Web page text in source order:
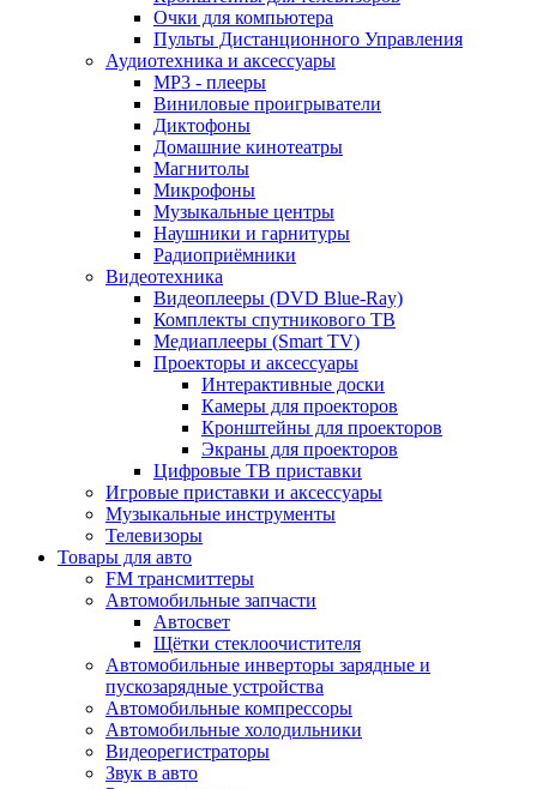
Очки для компьютера
Пульты Дистанционного Управления
Аудиотехника и аксессуары
MP3 - плееры
Виниловые проигрыватели
Диктофоны
Домашние кинотеатры
Магнитолы
Микрофоны
Музыкальные центры
Наушники и гарнитуры
Радиоприёмники
Видеотехника
Видеоплееры (DVD Blue-Ray)
Комплекты спутникового ТВ
Медиаплееры (Smart TV)
Проекторы и аксессуары
Интерактивные доски
Камеры для проекторов
Кронштейны для проекторов
Экраны для проекторов
Цифровые ТВ приставки
Игровые приставки и аксессуары
Музыкальные инструменты
Телевизоры
Товары для авто
FM трансмиттеры
Автомобильные запчасти
Автосвет
Щётки стеклоочистителя
Автомобильные инверторы зарядные и
пускозарядные устройства
Автомобильные компрессоры
Автомобильные холодильники
Видеорегистраторы
Звук в авто